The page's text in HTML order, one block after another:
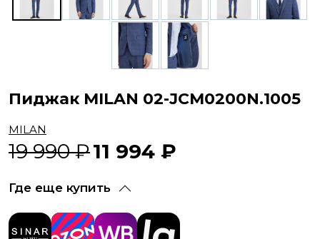
Пиджак MILAN 02-JCM0200N.1005
MILAN
19 990 ₽11 994 ₽
Где еще купить